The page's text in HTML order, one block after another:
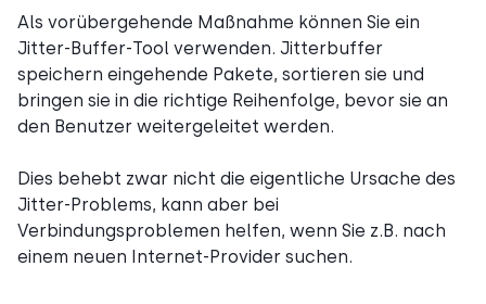
Als vorübergehende Maßnahme können Sie ein
Jitter-Buffer-Tool verwenden. Jitterbuffer
speichern eingehende Pakete, sortieren sie und
bringen sie in die richtige Reihenfolge, bevor sie an
den Benutzer weitergeleitet werden.
Dies behebt zwar nicht die eigentliche Ursache des
Jitter-Problems, kann aber bei
Verbindungsproblemen helfen, wenn Sie z.B. nach
einem neuen Internet-Provider suchen.